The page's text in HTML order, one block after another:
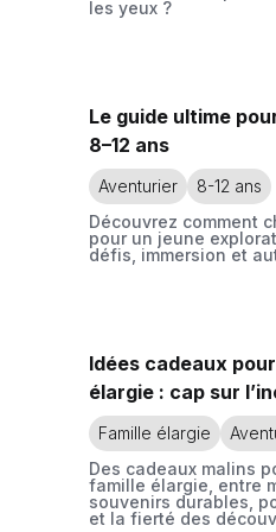
les yeux ?
Le guide ultime
8–12 ans
Aventurier
8-12 ans
Découvrez comment
pour un jeune
défis, immersion et
Idées cadeaux
élargie : cap sur
Famille élargie
Des cadeaux malins
famille élargie, entre
souvenirs durables,
et la fierté des